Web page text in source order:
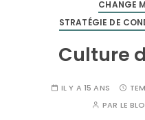
CHANGE
STRATÉGIE DE
Culture
IL Y A 15 ANS
PAR LE